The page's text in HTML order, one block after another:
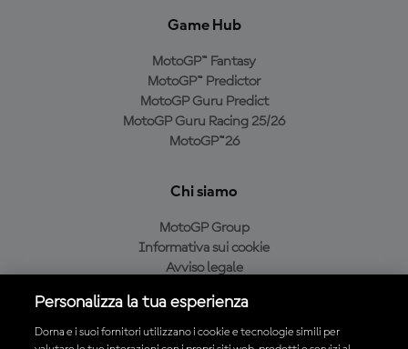
Game Hub
MotoGP™ Fantasy
MotoGP™ Predictor
MotoGP Guru Predict
MotoGP Guru Racing 25/26
MotoGP™26
Chi siamo
MotoGP Group
Informativa sui cookie
Avviso legale
Condizioni di acquisto
Personalizza la tua esperienza
Dorna e i suoi fornitori utilizzano i cookie e tecnologie simili per